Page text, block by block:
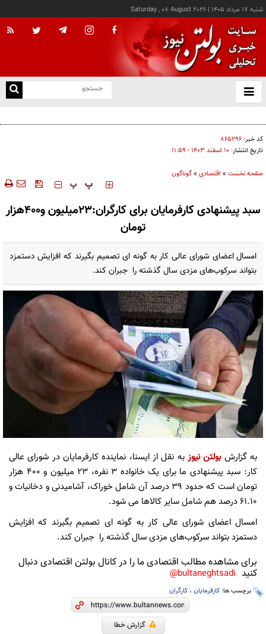
شنبه ۱۷ مرداد ۱۴۰۵ |
Saturday , 08 August 2026
باز
و
کد خبر: ۸۶۵۲۹۶
تاریخ انتشار: ۱۰ اسفند ۱۴۰۳ - ۱۱:۵۹
صفحه نخست » اقتصادی »گوناگون
‍‍‍ پ پ
سبد پیشنهادی کارفرمایان برای کارگران:۲۳میلیون و۴۰۰هزار
تومان
امسال اعضای شورای عالی کار به گونه ای تصمیم بگیرند که افزایش دستمزد
بتواند سرکوب‌های مزدی سال گذشته را جبران کند.
به گزارشبولتن نیوز به نقل از ایسنا، نماینده کارفرمایان در شورای عالی
کار: سبد پیشنهادی ما برای یک خانواده ۳ نفره، ۲۳ میلیون و ۴۰۰ هزار
تومان است که حدود ۳۹ درصد آن شامل خوراک، آشامیدنی و دخانیات و
۶۱.۱۰ درصد هم شامل سایر کالاها می شود.
امسال اعضای شورای عالی کار به گونه ای تصمیم بگیرند که افزایش
دستمزد بتواند سرکوب‌های مزدی سال گذشته را جبران کند.
برای مشاهده مطالب اقتصادی ما را در کانال بولتن اقتصادی دنبال
کنید bultaneghtsadi@
برچسب ها: کارفرمایان ، کارگران
گزارش خطا